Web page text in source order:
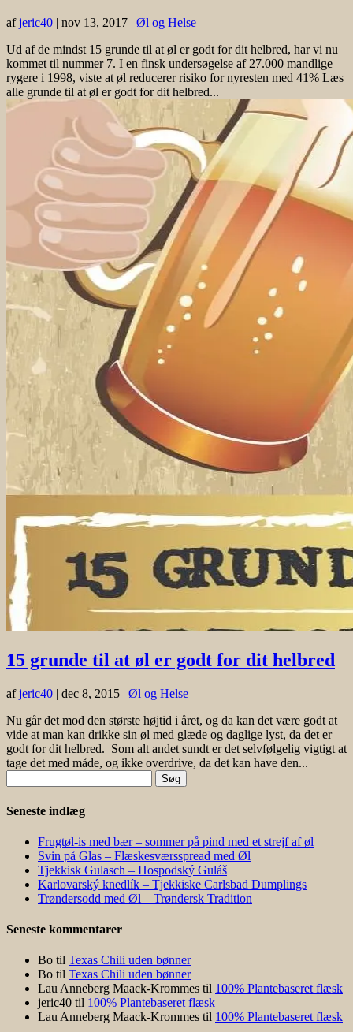
afjeric40 | nov 13, 2017 | Øl og Helse
Ud af de mindst 15 grunde til at øl er godt for dit helbred, har vi nu
kommet til nummer 7. I en finsk undersøgelse af 27.000 mandlige
rygere i 1998, viste at øl reducerer risiko for nyresten med 41% Læs
alle grunde til at øl er godt for dit helbred...
15 grunde til at øl er godt for dit helbred
afjeric40 | dec 8, 2015 | Øl og Helse
Nu går det mod den største højtid i året, og da kan det være godt at
vide at man kan drikke sin øl med glæde og daglige lyst, da det er
godt for dit helbred. Som alt andet sundt er det selvfølgelig vigtigt at
tage det med måde, og ikke overdrive, da det kan have den...
efter:
Seneste indlæg
Frugtøl-is med bær – sommer på pind med et strejf af øl
Svin på Glas – Flæskesværsspread med Øl
Tjekkisk Gulasch – Hospodský Guláš
Karlovarský knedlík – Tjekkiske Carlsbad Dumplings
Trøndersodd med Øl – Trøndersk Tradition
Seneste kommentarer
Bo til Texas Chili uden bønner
Bo til Texas Chili uden bønner
Lau Anneberg Maack-Krommes til 100% Plantebaseret flæsk
jeric40 til 100% Plantebaseret flæsk
Lau Anneberg Maack-Krommes til 100% Plantebaseret flæsk